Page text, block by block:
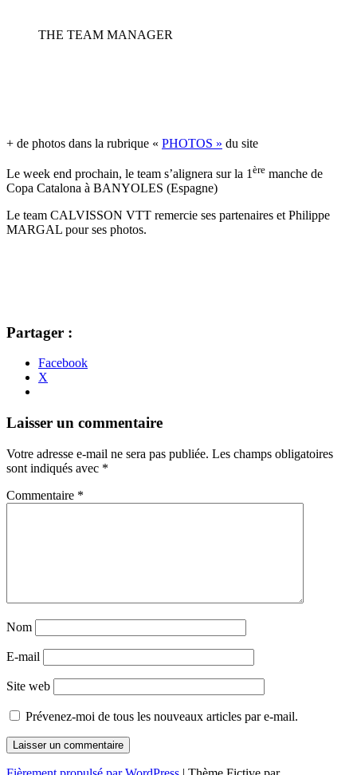
THE TEAM MANAGER
+ de photos dans la rubrique « PHOTOS » du site
Le week end prochain, le team s’alignera sur la 1 ère manche de
Copa Catalona à BANYOLES (Espagne)
Le team CALVISSON VTT remercie ses partenaires et Philippe
MARGAL pour ses photos.
Partager :
Facebook
X
Navigation
articles
←
→
Laisser un commentaire
Votre adresse e-mail ne sera pas publiée. Les champs obligatoires
sont indiqués avec *
Commentaire *
Nom
E-mail
Site web
Prévenez-moi de tous les nouveaux articles par e-mail.